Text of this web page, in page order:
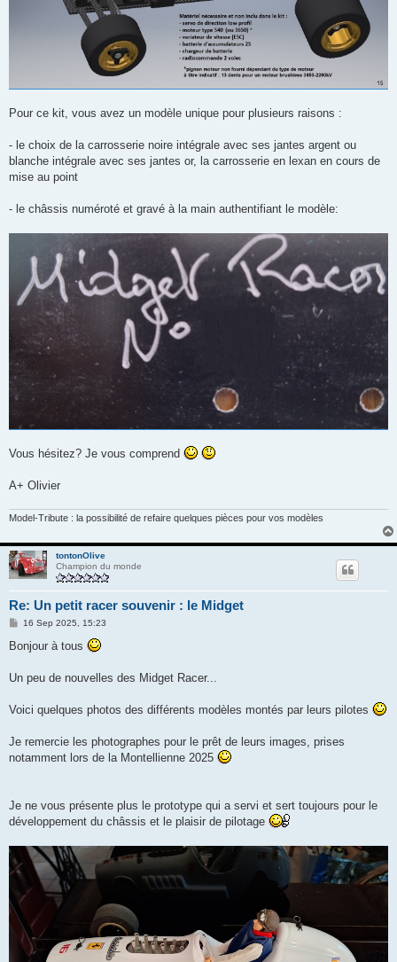
Pour ce kit, vous avez un modèle unique pour plusieurs raisons :
- le choix de la carrosserie noire intégrale avec ses jantes argent ou
blanche intégrale avec ses jantes or, la carrosserie en lexan en cours de
mise au point
- le châssis numéroté et gravé à la main authentifiant le modèle:
Vous hésitez? Je vous comprend
A+ Olivier
Model-Tribute : la possibilité de refaire quelques pièces pour vos modèles
tontonOlive
Champion du monde
Re: Un petit racer souvenir : le Midget
M
s
g
16 Sep 2025, 15:23
Bonjour à tous
Un peu de nouvelles des Midget Racer...
Voici quelques photos des différents modèles montés par leurs pilotes
Je remercie les photographes pour le prêt de leurs images, prises
notamment lors de la Montellienne 2025
Je ne vous présente plus le prototype qui a servi et sert toujours pour le
développement du châssis et le plaisir de pilotage